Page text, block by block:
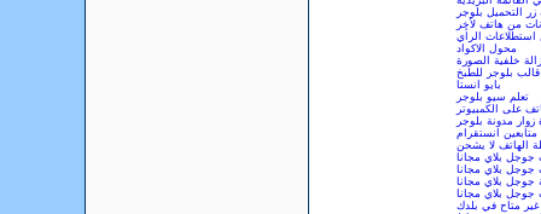
زر التحميل بلوجر
من هاتف لأخر
استطلاعات الرأي
محول الاكواد
خلفية الصورة
قالب بلوجر للطبخ
بايو انستا
تعلم سيو بلوجر
على الكمبيوتر
زوار مدونة بلوجر
متابعين انستقرام
الهاتف لا يشحن
جوجل بلاي مجانا
جوجل بلاي مجانا
جوجل بلاي مجانا
جوجل بلاي مجانا
متاح في بلدك